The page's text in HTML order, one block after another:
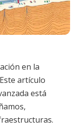
en la
artículo
está